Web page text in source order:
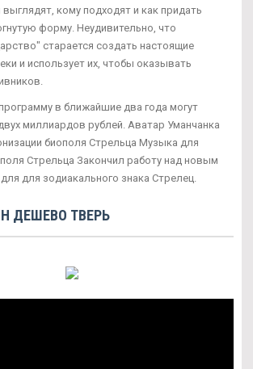
кому подходят и как придать
форму. Неудивительно, что
старается создать настоящие
и использует их, чтобы оказывать
в ближайшие два года могут
миллиардов рублей. Аватар Уманчанка
биополя Стрельца Музыка для
Стрельца Закончил работу над новым
для зодиакального знака Стрелец.
ДЕШЕВО ТВЕРЬ